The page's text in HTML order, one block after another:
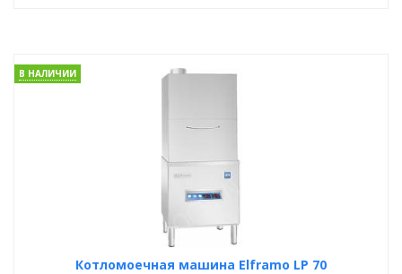
Котломоечная машина Elframo LP 70
В НАЛИЧИИ